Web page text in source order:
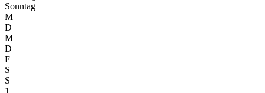
Sonntag
M
D
M
D
F
S
S
1